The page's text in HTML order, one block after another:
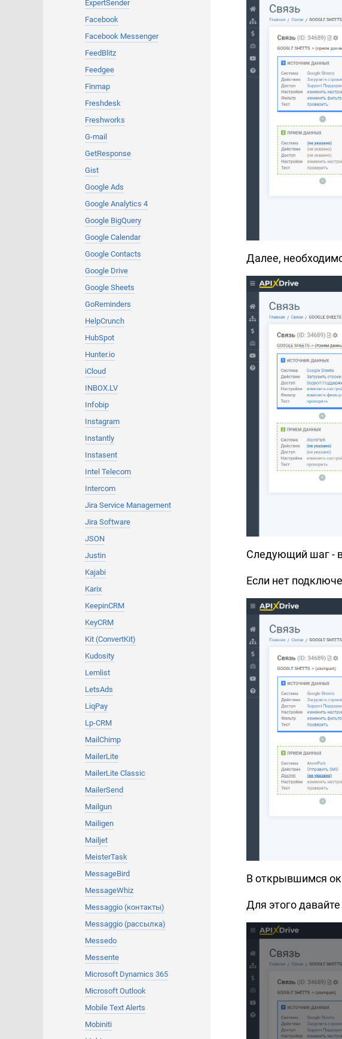
ExpertSender
Facebook
Facebook Messenger
FeedBlitz
Feedgee
Finmap
Freshdesk
Freshworks
G-mail
GetResponse
Gist
Google Ads
Google Analytics 4
Google BigQuery
Google Calendar
Google Contacts
Google Drive
Google Sheets
GoReminders
HelpCrunch
HubSpot
Hunter.io
iCloud
INBOX.LV
Infobip
Instagram
Instantly
Instasent
Intel Telecom
Intercom
Jira Service Management
Jira Software
JSON
Justin
Kajabi
Karix
KeepinCRM
KeyCRM
Kit (ConvertKit)
Kudosity
Lemlist
LetsAds
LiqPay
Lp-CRM
MailChimp
MailerLite
MailerLite Classic
MailerSend
Mailgun
Mailigen
Mailjet
MeisterTask
MessageBird
MessageWhiz
Messaggio (контакты)
Messaggio (рассылка)
Messedo
Messente
Microsoft Dynamics 365
Microsoft Outlook
Mobile Text Alerts
Mobiniti
Далее,
Следующий шаг -
Если нет
В открывшимся
Для этого